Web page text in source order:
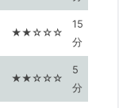
★★☆☆☆
15
分
★★☆☆☆
5
分